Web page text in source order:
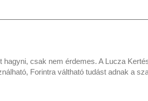
hagyni, csak nem érdemes. A Lucza
Forintra váltható tudást adnak a